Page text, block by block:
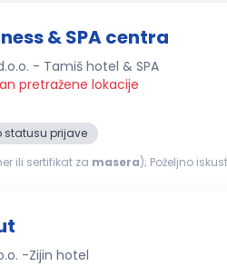
& SPA centra
- Tamiš hotel & SPA
pretražene lokacije
statusu prijave
ili sertifikat za masera); Poželjno
-Zijin hotel